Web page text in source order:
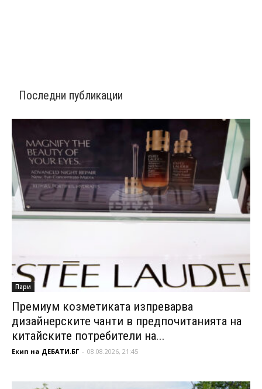
Последни публикации
Пари
Премиум козметиката изпреварва
дизайнерските чанти в предпочитанията на
китайските потребители на...
Екип на ДЕБАТИ.БГ - 08.08.2026, 21:45